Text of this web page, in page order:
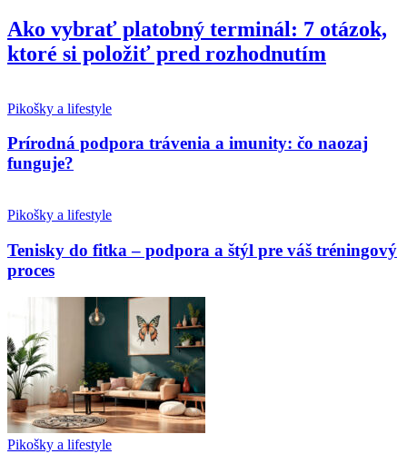
Ako vybrať platobný terminál: 7 otázok,
ktoré si položiť pred rozhodnutím
Pikošky a lifestyle
Prírodná podpora trávenia a imunity: čo naozaj
funguje?
Pikošky a lifestyle
Tenisky do fitka – podpora a štýl pre váš tréningový
proces
Pikošky a lifestyle